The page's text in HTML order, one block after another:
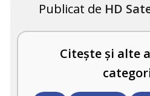
Publicat de HD
Citește și alte